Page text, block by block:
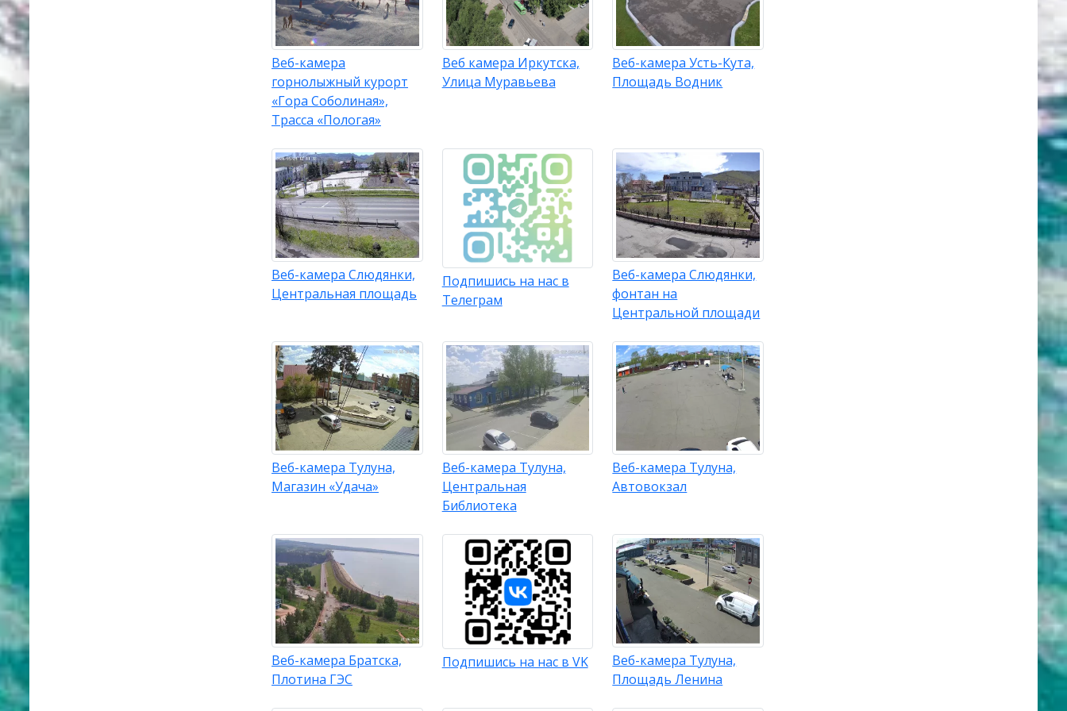
Веб-камера
горнолыжный курорт
«Гора Соболиная»,
Трасса «Пологая»
Веб камера Иркутска,
Улица Муравьева
Веб-камера Усть-Кута,
Площадь Водник
Веб-камера Слюдянки,
Центральная площадь
Подпишись на нас в
Телеграм
Веб-камера Слюдянки,
фонтан на
Центральной площади
Веб-камера Тулуна,
Магазин «Удача»
Веб-камера Тулуна,
Центральная
Библиотека
Веб-камера Тулуна,
Автовокзал
Веб-камера Братска,
Плотина ГЭС
Подпишись на нас в VK
Веб-камера Тулуна,
Площадь Ленина